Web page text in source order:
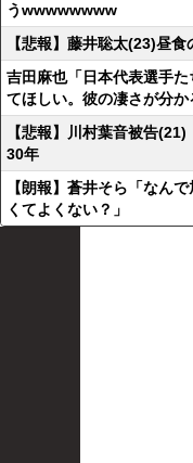
うwwwwwwww
【悲報】藤井聡太(23)昼
吉田麻也「日本代表選手
てほしい。彼の凄さが分か
【悲報】川村葉音被告
30年
【朗報】蒼井そら「なん
くてよくない？」